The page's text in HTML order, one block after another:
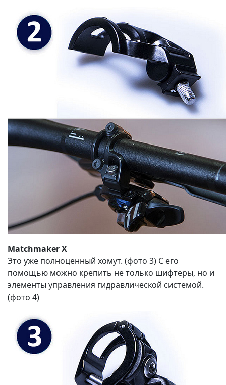
Matchmaker X
Это уже полноценный хомут. (фото 3) С его
помощью можно крепить не только шифтеры, но и
элементы управления гидравлической системой.
(фото 4)